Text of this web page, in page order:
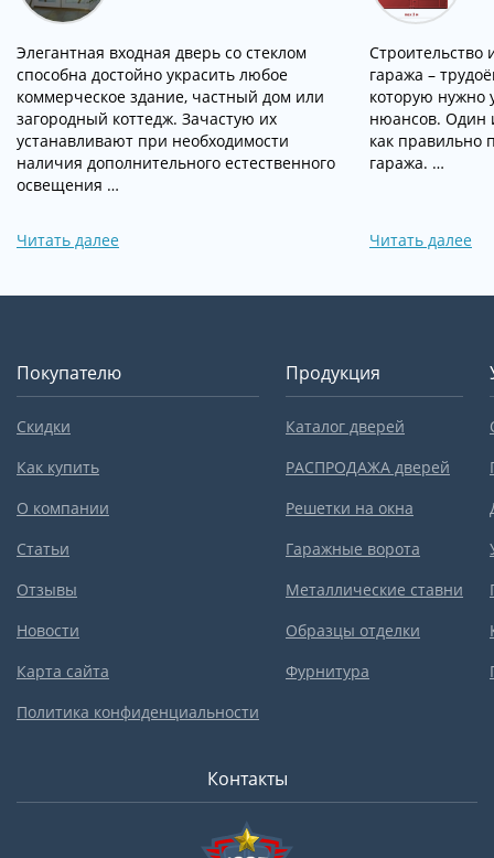
Элегантная входная дверь со стеклом
способна достойно украсить любое
коммерческое здание, частный дом или
загородный коттедж. Зачастую их
устанавливают при необходимости
наличия дополнительного естественного
освещения …
Читать далее
Строительство
гаража –
которую нужно
нюансов. Один
как правильно
гаража. …
Читать далее
Покупателю
Скидки
Как купить
О компании
Статьи
Отзывы
Новости
Карта сайта
Политика конфиденциальности
Продукция
Каталог дверей
РАСПРОДАЖА дверей
Решетки на окна
Гаражные ворота
Металлические ставни
Образцы отделки
Фурнитура
Контакты